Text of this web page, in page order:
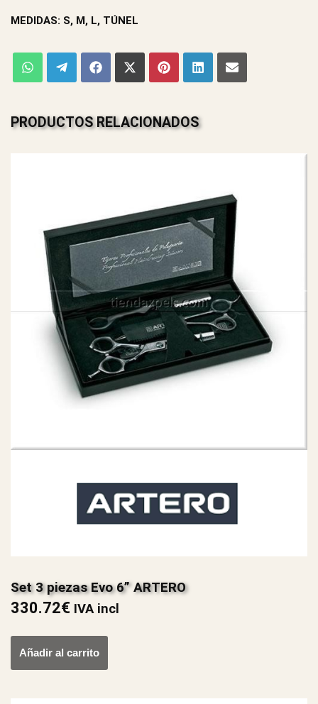
MEDIDAS: S, M, L, TÚNEL
PRODUCTOS RELACIONADOS
Set 3 piezas Evo 6” ARTERO
330.72€ IVA incl
Añadir al carrito